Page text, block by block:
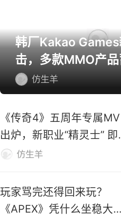
韩厂Kakao
击，多款MMO产
仿生羊
《传奇4》五周年专属MV
出炉，新职业“精灵士” 即
上线仿生羊
玩家骂完还得回来玩？
《APEX》凭什么坐稳大逃